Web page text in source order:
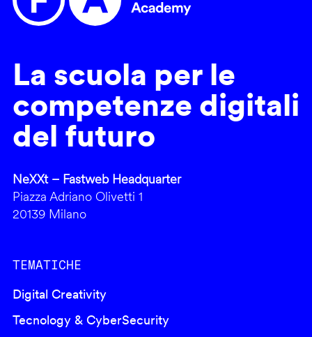
La scuola per le
competenze digitali
del futuro
NeXXt – Fastweb Headquarter
Piazza Adriano Olivetti 1
20139 Milano
TEMATICHE
Digital Creativity
Tecnology & CyberSecurity